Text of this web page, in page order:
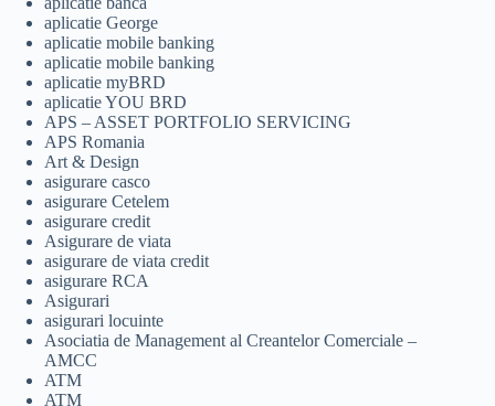
aplicatie George
aplicatie mobile banking
aplicatie mobile banking
aplicatie myBRD
aplicatie YOU BRD
APS – ASSET PORTFOLIO SERVICING
APS Romania
Art & Design
asigurare casco
asigurare Cetelem
asigurare credit
Asigurare de viata
asigurare de viata credit
asigurare RCA
Asigurari
asigurari locuinte
Asociatia de Management al Creantelor Comerciale –
AMCC
ATM
ATM